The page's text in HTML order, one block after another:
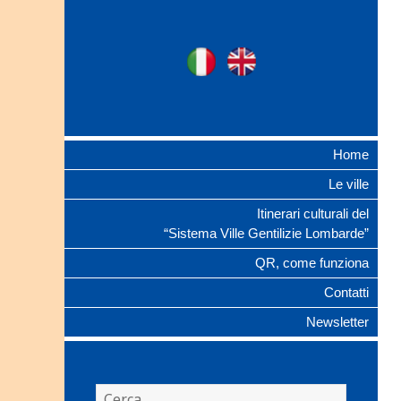
Ville Gentilizie
Ita
Home
Le ville
Itinerari culturali del
“Sistema Ville Gentilizie Lombarde”
QR, come funziona
Contatti
Newsletter
Ricerca